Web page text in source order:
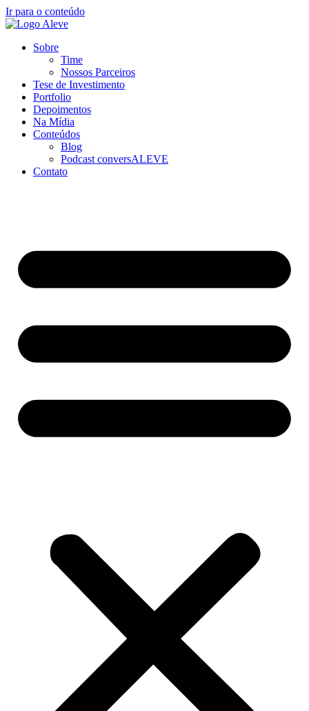
Ir para o conteúdo
Sobre
Time
Nossos Parceiros
Tese de Investimento
Portfolio
Depoimentos
Na Mídia
Conteúdos
Blog
Podcast conversALEVE
Contato